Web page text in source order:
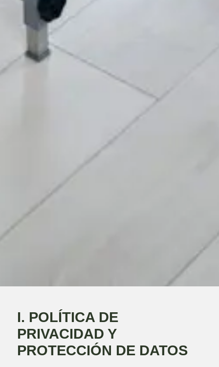
I. POLÍTICA DE
PRIVACIDAD Y
PROTECCIÓN DE DATOS